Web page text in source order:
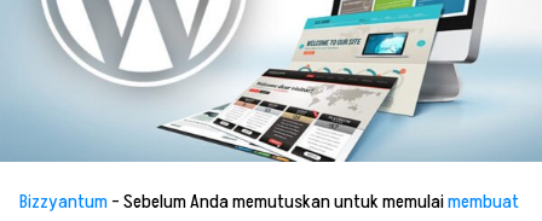
Bizzyantum– Sebelum Anda memutuskan untuk memulaimembuat